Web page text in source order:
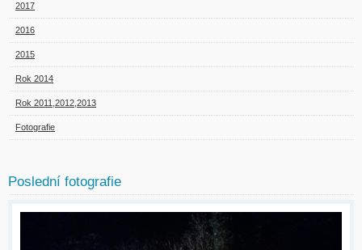
2017
2016
2015
Rok 2014
Rok 2011,2012,2013
Fotografie
Poslední fotografie